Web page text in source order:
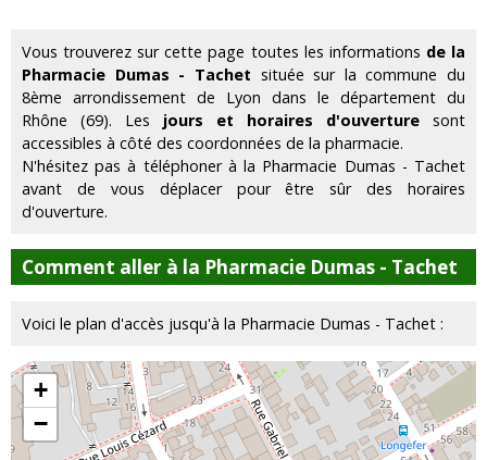
Vous trouverez sur cette page toutes les informations de la
Pharmacie Dumas - Tachet située sur la commune du
8ème arrondissement de Lyon dans le département du
Rhône (69). Les jours et horaires d'ouverture sont
accessibles à côté des coordonnées de la pharmacie.
N'hésitez pas à téléphoner à la Pharmacie Dumas - Tachet
avant de vous déplacer pour être sûr des horaires
d'ouverture.
Comment aller à la Pharmacie Dumas - Tachet
Voici le plan d'accès jusqu'à la Pharmacie Dumas - Tachet :
+
−